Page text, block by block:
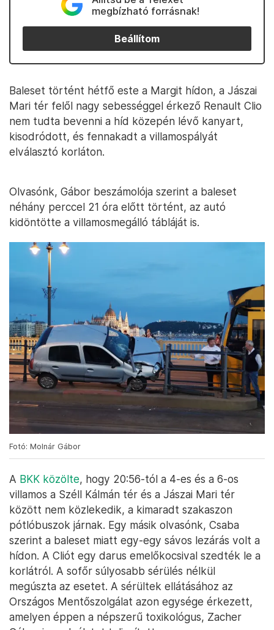
megbízható forrásnak!
Beállítom
Baleset történt hétfő este a Margit hídon, a Jászai
Mari tér felől nagy sebességgel érkező Renault Clio
nem tudta bevenni a híd közepén lévő kanyart,
kisodródott, és fennakadt a villamospályát
elválasztó korláton.
Olvasónk, Gábor beszámolója szerint a baleset
néhány perccel 21 óra előtt történt, az autó
kidöntötte a villamosmegálló tábláját is.
Fotó: Molnár Gábor
A BKK közölte, hogy 20:56-tól a 4-es és a 6-os
villamos a Széll Kálmán tér és a Jászai Mari tér
között nem közlekedik, a kimaradt szakaszon
pótlóbuszok járnak. Egy másik olvasónk, Csaba
szerint a baleset miatt egy-egy sávos lezárás volt a
hídon. A Cliót egy darus emelőkocsival szedték le a
korlátról. A sofőr súlyosabb sérülés nélkül
megúszta az esetet. A sérültek ellátásához az
Országos Mentőszolgálat azon egysége érkezett,
amelyen éppen a népszerű toxikológus, Zacher